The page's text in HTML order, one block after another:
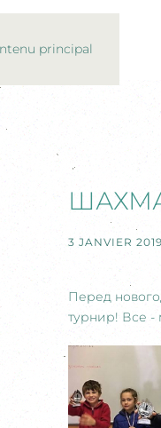
principal
3 JANVIER 2019
Перед
турнир! Все -